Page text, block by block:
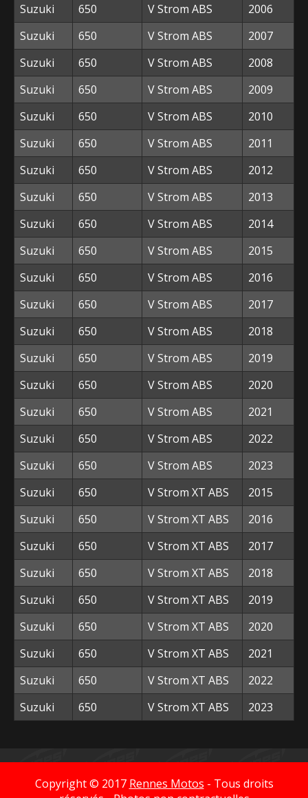
Suzuki
650 V Strom ABS
2006
Suzuki
650 V Strom ABS
2007
Suzuki
650 V Strom ABS
2008
Suzuki
650 V Strom ABS
2009
Suzuki
650 V Strom ABS
2010
Suzuki
650 V Strom ABS
2011
Suzuki
650 V Strom ABS
2012
Suzuki
650 V Strom ABS
2013
Suzuki
650 V Strom ABS
2014
Suzuki
650 V Strom ABS
2015
Suzuki
650 V Strom ABS
2016
Suzuki
650 V Strom ABS
2017
Suzuki
650 V Strom ABS
2018
Suzuki
650 V Strom ABS
2019
Suzuki
650 V Strom ABS
2020
Suzuki
650 V Strom ABS
2021
Suzuki
650 V Strom ABS
2022
Suzuki
650 V Strom ABS
2023
Suzuki
650 V Strom XT ABS
2015
Suzuki
650 V Strom XT ABS
2016
Suzuki
650 V Strom XT ABS
2017
Suzuki
650 V Strom XT ABS
2018
Suzuki
650 V Strom XT ABS
2019
Suzuki
650 V Strom XT ABS
2020
Suzuki
650 V Strom XT ABS
2021
Suzuki
650 V Strom XT ABS
2022
Suzuki
650 V Strom XT ABS 2023
Copyright © 2017 Rennes Motos - Tous droits